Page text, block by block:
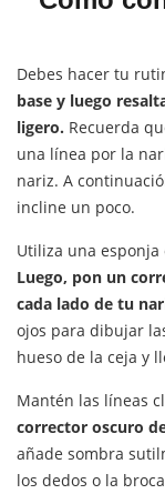
Debes hacer tu
base y luego
ligero. Recuerda
una línea por la
nariz. A
incline un poco.
Utiliza una
Luego, pon un
cada lado de tu
ojos para dibujar
hueso de la ceja y
Mantén las líneas
corrector oscuro
añade sombra
los dedos o la